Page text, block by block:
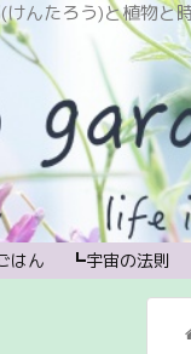
(けんたろう)と植物
はん ┗宇宙の法則